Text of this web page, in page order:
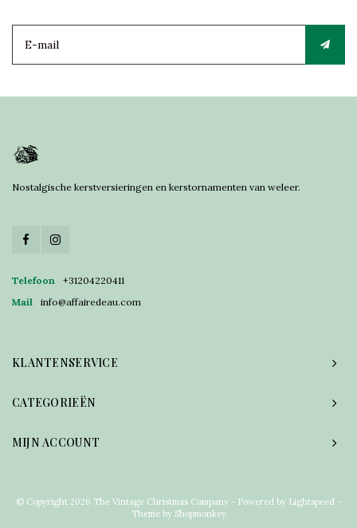
Nostalgische kerstversieringen en kerstornamenten van weleer.
Telefoon
+31204220411
Mail
info@affairedeau.com
KLANTENSERVICE
CATEGORIEËN
MIJN ACCOUNT
© Copyright 2026 The Vintage Christmas Company - Powered by Lightspeed -
Theme by Shopmonkey